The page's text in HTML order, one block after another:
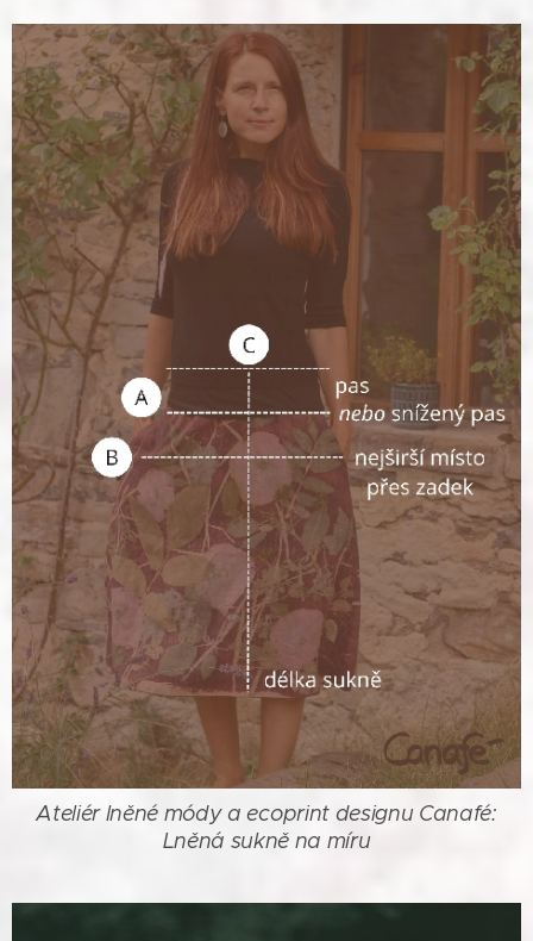
Ateliér lněné módy a ecoprint designu Canafé:
Lněná sukně na míru